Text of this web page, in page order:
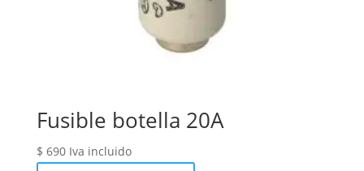
Fusible botella 20A
$ 690 Iva incluido